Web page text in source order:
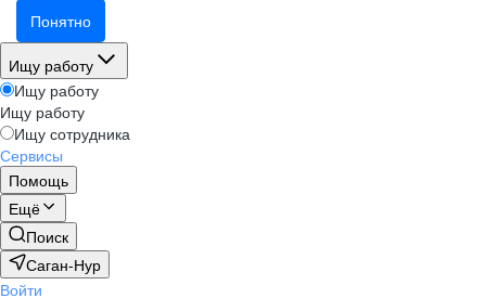
Понятно
Ищу работу
Ищу работу
Ищу работу
Ищу сотрудника
Сервисы
Помощь
Ещё
Поиск
Саган-Нур
Войти